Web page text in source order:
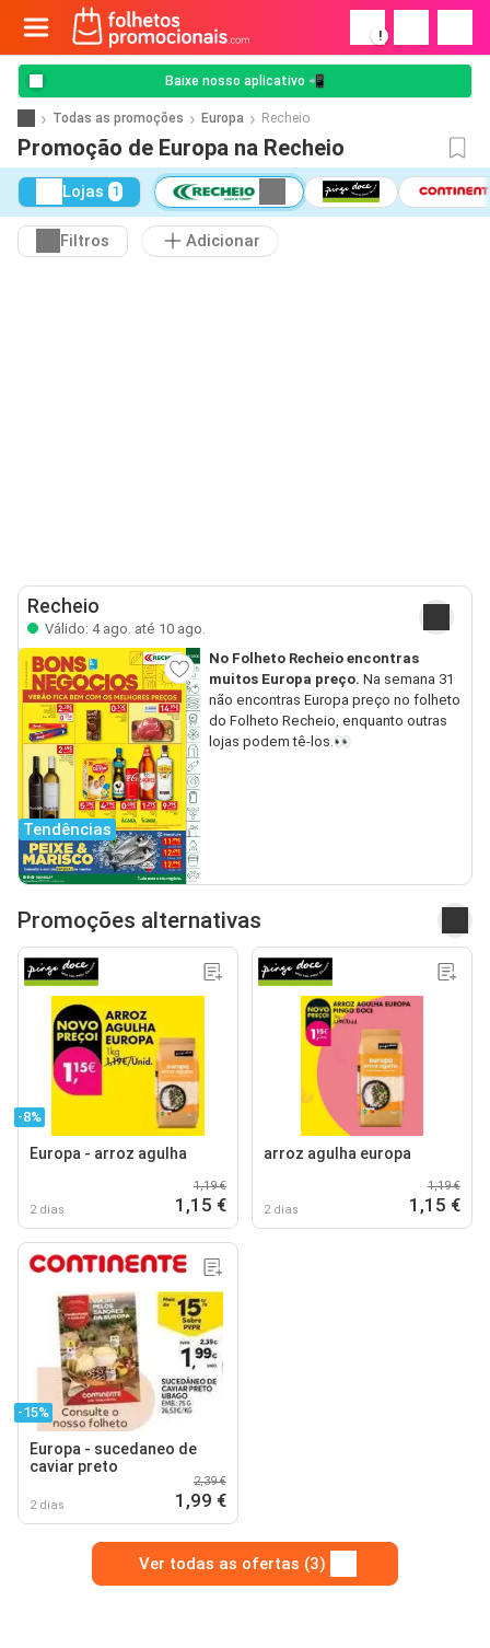
!
Baixe nosso aplicativo 📲
Todas as promoções Europa Recheio
Promoção de Europa na Recheio
Lojas 1
Filtros Adicionar
Recheio
Válido: 4 ago. até 10 ago.
Tendências
No Folheto Recheio encontras
muitos Europa preço. Na semana 31
não encontras Europa preço no folheto
do Folheto Recheio, enquanto outras
lojas podem tê-los.👀
Promoções alternativas
-8%
Europa - arroz agulha
2 dias
1,19 €
1,15 €
arroz agulha europa
2 dias
1,19 €
1,15 €
-15%
Europa - sucedaneo de
caviar preto
2 dias
2,39 €
1,99 €
Ver todas as ofertas (3)